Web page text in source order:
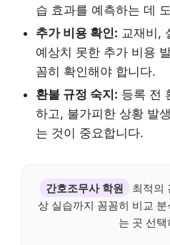
습 효과를 예측하는 데
추가 비용 확인: 교재비,
예상치 못한 추가 비용
꼼히 확인해야 합니다.
환불 규정 숙지: 등록 전
하고, 불가피한 상황 발
는 것이 중요합니다.
간호조무사 학원
최적의
상 실습까지 꼼꼼히 비교
는 곳 선